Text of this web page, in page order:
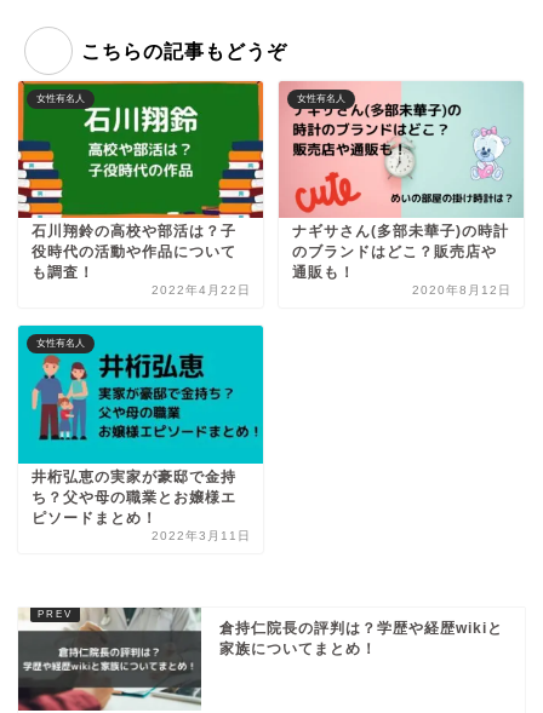
こちらの記事もどうぞ
女性有名人
石川翔鈴の高校や部活は？子
役時代の活動や作品について
も調査！
2022年4月22日
女性有名人
ナギサさん(多部未華子)の時計
のブランドはどこ？販売店や
通販も！
2020年8月12日
女性有名人
井桁弘恵の実家が豪邸で金持
ち？父や母の職業とお嬢様エ
ピソードまとめ！
2022年3月11日
倉持仁院長の評判は？学歴や経歴wikiと
家族についてまとめ！